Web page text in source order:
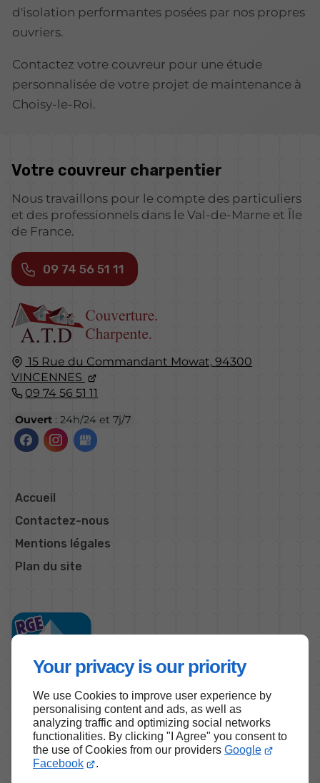
Your privacy is our priority
We use Cookies to improve user experience by
personalising content and ads, as well as
analyzing traffic and optimizing social networks
functionalities. By clicking "I Agree" you consent to
the use of Cookies from our providers Google
Facebook
.
d'isolation performantes posées par nos propres
ouvriers.
Contactez votre couvreur pour une étude
personnalisée de votre projet de maintenance à
Choisy-le-Roi.
15 Rue du Commandant Mowat, 94300
VINCENNES
09 74 56 51 11
Ouvert: 24h/24 et 7j/7
Accueil
Contactez-nous
Mentions légales
Plan du site
Votre couvreur charpentier
Nous travaillons pour le compte des particuliers
et des professionnels dans le Val-de-Marne et Île
de France.
09 74 56 51 11
Haut de page